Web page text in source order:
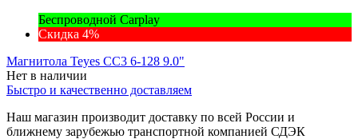
Беспроводной Carplay
Скидка 4%
Магнитола Teyes CC3 6-128 9.0"
Нет в наличии
Быстро и качественно доставляем
Наш магазин производит доставку по всей России и
ближнему зарубежью транспортной компанией СДЭК